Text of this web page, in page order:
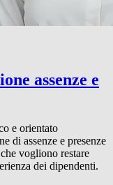
assenze e
e orientato
di assenze e presenze
vogliono restare
dei dipendenti.